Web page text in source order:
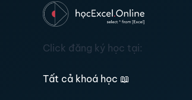
Click đăng ký học tại:
Tất cả khoá học 📖